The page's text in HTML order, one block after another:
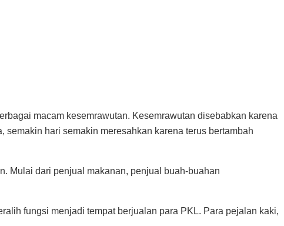
macam kesemrawutan. Kesemrawutan disebabkan karena
hari semakin meresahkan karena terus bertambah
Mulai dari penjual makanan, penjual buah-buahan
fungsi menjadi tempat berjualan para PKL. Para pejalan kaki,